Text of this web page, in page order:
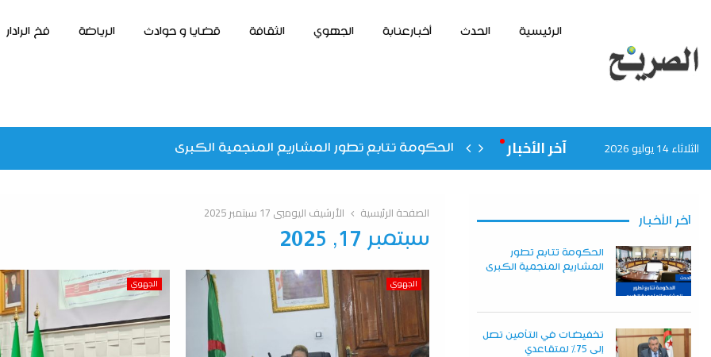
الرئيسية الحدث أخبارعنابة الجهوي الثقافة قضايا و حوادث الرياضة فخ الرادار
الثلاثاء 14 يوليو 2026 آخر الأخبار الحكومة تتابع تطور المشاريع المنجمية الكبرى
الصفحة الرئيسية الأرشيف اليوميي 17 سبتمبر 2025
سبتمبر 17, 2025
الجهوي الجهوي
آخر الأخبار
الحكومة تتابع تطور
المشاريع المنجمية الكبرى
تخفيضات في التأمين تصل
إلى 75% لمتقاعدي